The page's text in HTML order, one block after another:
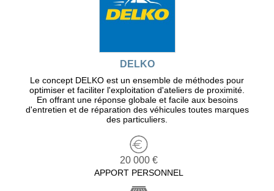
DELKO
Le concept DELKO est un ensemble de méthodes pour
optimiser et faciliter l'exploitation d'ateliers de proximité.
En offrant une réponse globale et facile aux besoins
d'entretien et de réparation des véhicules toutes marques
des particuliers.
20 000 €
APPORT PERSONNEL